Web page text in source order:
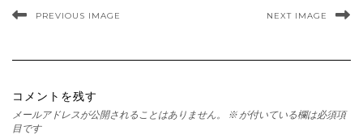
PREVIOUS IMAGE NEXT IMAGE
コメントを残す
メールアドレスが公開されることはありません。 ※ が付いている欄は必須項
目です